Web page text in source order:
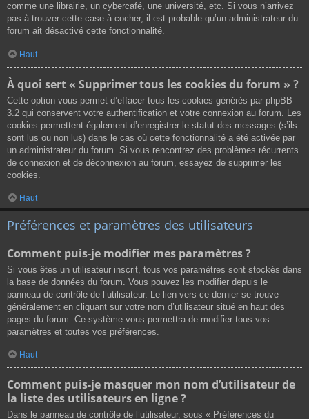
comme une librairie, un cybercafé, une université, etc. Si vous n’arrivez
pas à trouver cette case à cocher, il est probable qu’un administrateur du
forum ait désactivé cette fonctionnalité.
Haut
À quoi sert « Supprimer tous les cookies du forum » ?
Cette option vous permet d’effacer tous les cookies générés par phpBB
3.2 qui conservent votre authentification et votre connexion au forum. Les
cookies permettent également d’enregistrer le statut des messages (s’ils
sont lus ou non lus) dans le cas où cette fonctionnalité a été activée par
un administrateur du forum. Si vous rencontrez des problèmes récurrents
de connexion et de déconnexion au forum, essayez de supprimer les
cookies.
Haut
Préférences et paramètres des utilisateurs
Comment puis-je modifier mes paramètres ?
Si vous êtes un utilisateur inscrit, tous vos paramètres sont stockés dans
la base de données du forum. Vous pouvez les modifier depuis le
panneau de contrôle de l’utilisateur. Le lien vers ce dernier se trouve
généralement en cliquant sur votre nom d’utilisateur situé en haut des
pages du forum. Ce système vous permettra de modifier tous vos
paramètres et toutes vos préférences.
Haut
Comment puis-je masquer mon nom d’utilisateur de
la liste des utilisateurs en ligne ?
Dans le panneau de contrôle de l’utilisateur, sous « Préférences du